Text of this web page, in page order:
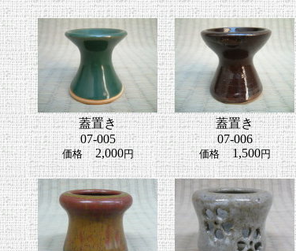
蓋置き
07-005
価格2,000円
蓋置き
07-006
価格1,500円